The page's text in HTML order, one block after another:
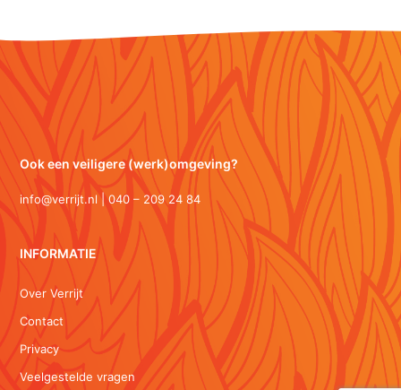
Ook een veiligere (werk)omgeving?
info@verrijt.nl | 040 – 209 24 84
INFORMATIE
Over Verrijt
Contact
Privacy
Veelgestelde vragen